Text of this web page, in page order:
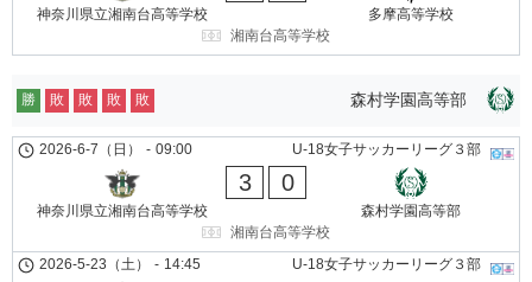
神奈川県立湘南台高等学校
多摩高等学校
湘南台高等学校
森村学園高等部
勝 敗 敗 敗 敗
U-18女子サッカーリーグ３部
2026-6-7（日） - 09:00
神奈川県立湘南台高等学校
3 0
森村学園高等部
湘南台高等学校
U-18女子サッカーリーグ３部
2026-5-23（土） - 14:45